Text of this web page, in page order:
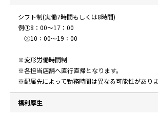
シフト制(実働7時間もしくは8時間)
例①8：00～17：00
②10：00～19：00
※変形労働時間制
※各担当店舗へ直行直帰となります。
※配属先によって勤務時間は異なる可能性がありま
福利厚生